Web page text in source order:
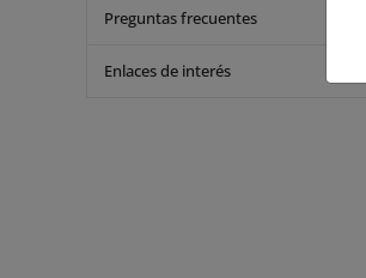
Preguntas frecuentes
Enlaces de interés